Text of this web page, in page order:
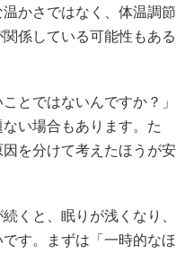
かさではなく、体温調節
係している可能性もある
とではないんですか？」
い場合もあります。た
を分けて考えたほうが安
くと、眠りが浅くなり、
す。まずは「一時的なほ